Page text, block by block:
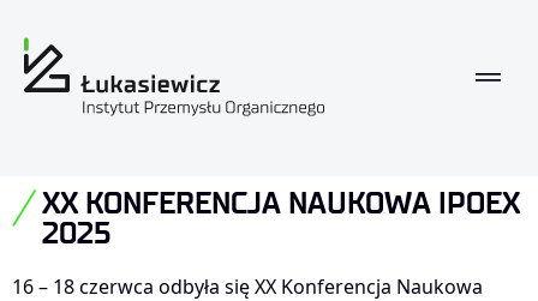
XX Konferencja Naukowa IPOEX
XX KONFERENCJA NAUKOWA IPOEX
2025
16 – 18 czerwca odbyła się XX Konferencja Naukowa